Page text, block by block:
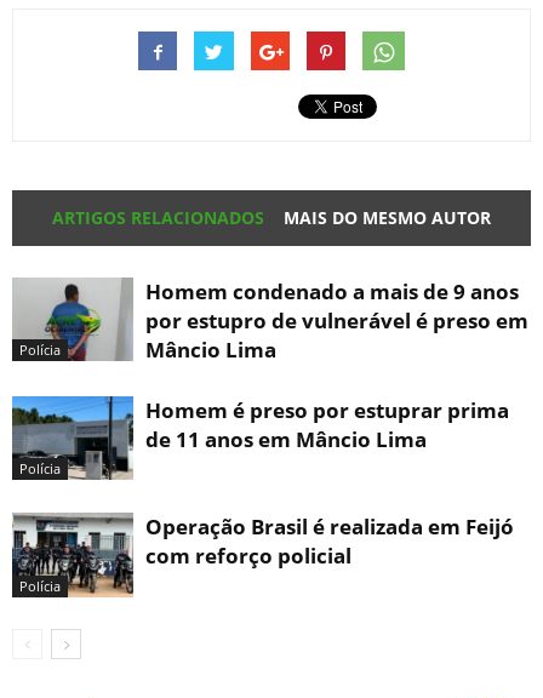
ARTIGOS RELACIONADOS MAIS DO MESMO AUTOR
Polícia
Homem condenado a mais de 9 anos
por estupro de vulnerável é preso em
Mâncio Lima
Polícia
Homem é preso por estuprar prima
de 11 anos em Mâncio Lima
Polícia
Operação Brasil é realizada em Feijó
com reforço policial